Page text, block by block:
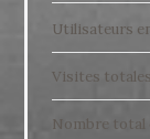
Utilisateurs
Visites
Nombre total